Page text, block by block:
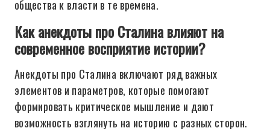
общества к власти в те времена.
Как анекдоты про Сталина влияют на
современное восприятие истории?
Анекдоты про Сталина включают ряд важных
элементов и параметров, которые помогают
формировать критическое мышление и дают
возможность взглянуть на историю с разных сторон.